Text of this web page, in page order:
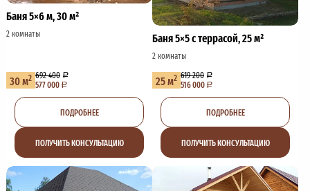
Баня 5×6 м, 30 м²
2 комнаты
30 м2 692 400
577 000
ПОДРОБНЕЕ
ПОЛУЧИТЬ КОНСУЛЬТАЦИЮ
Баня 5×5 с террасой, 25 м²
2 комнаты
25 м2 619 200
516 000
ПОДРОБНЕЕ
ПОЛУЧИТЬ КОНСУЛЬТАЦИЮ